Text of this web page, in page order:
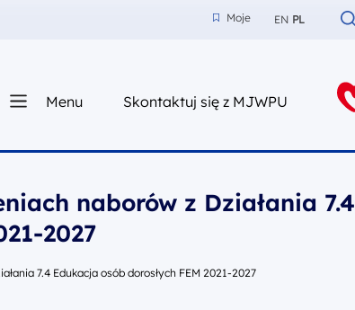
Moje
Moje EN PL
Menu Skontaktuj się z MJWPUz nami
naborów z Działania 7.4
2027
7.4 Edukacja osób dorosłych FEM 2021-2027